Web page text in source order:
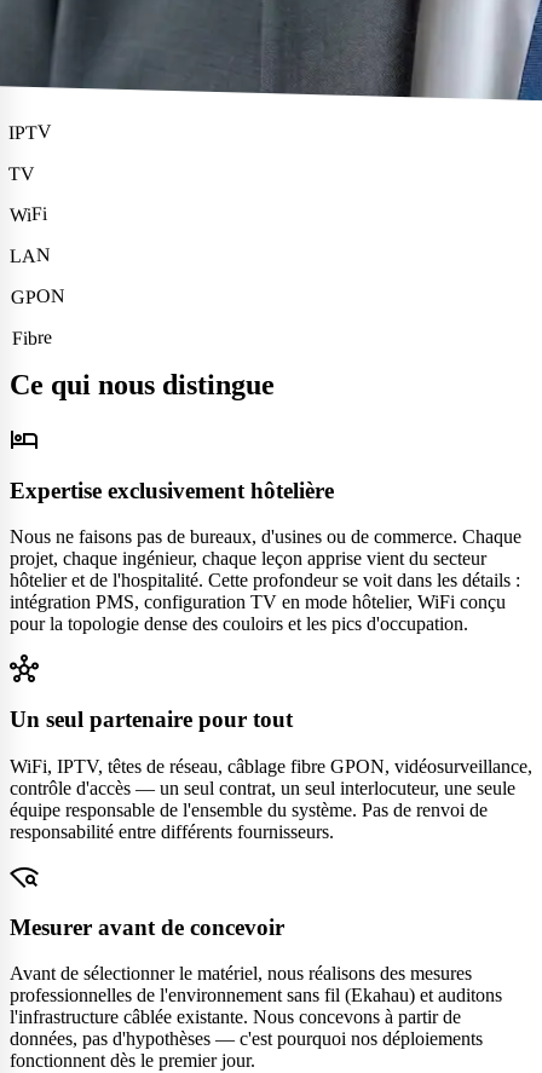
IPTV
TV
WiFi
LAN
GPON
Fibre
Ce qui nous distingue
hotel
Expertise exclusivement hôtelière
Nous ne faisons pas de bureaux, d'usines ou de commerce. Chaque
projet, chaque ingénieur, chaque leçon apprise vient du secteur
hôtelier et de l'hospitalité. Cette profondeur se voit dans les détails :
intégration PMS, configuration TV en mode hôtelier, WiFi conçu
pour la topologie dense des couloirs et les pics d'occupation.
hub
Un seul partenaire pour tout
WiFi, IPTV, têtes de réseau, câblage fibre GPON, vidéosurveillance,
contrôle d'accès — un seul contrat, un seul interlocuteur, une seule
équipe responsable de l'ensemble du système. Pas de renvoi de
responsabilité entre différents fournisseurs.
wifi_find
Mesurer avant de concevoir
Avant de sélectionner le matériel, nous réalisons des mesures
professionnelles de l'environnement sans fil (Ekahau) et auditons
l'infrastructure câblée existante. Nous concevons à partir de
données, pas d'hypothèses — c'est pourquoi nos déploiements
fonctionnent dès le premier jour.